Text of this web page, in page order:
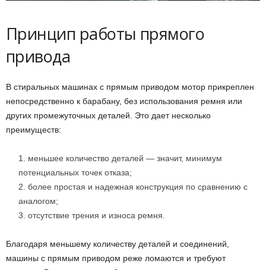
Принцип работы прямого
привода
В стиральных машинах с прямым приводом мотор прикреплен
непосредственно к барабану, без использования ремня или
других промежуточных деталей. Это дает несколько
преимуществ:
меньшее количество деталей — значит, минимум
потенциальных точек отказа;
более простая и надежная конструкция по сравнению с
аналогом;
отсутствие трения и износа ремня.
Благодаря меньшему количеству деталей и соединений,
машины с прямым приводом реже ломаются и требуют